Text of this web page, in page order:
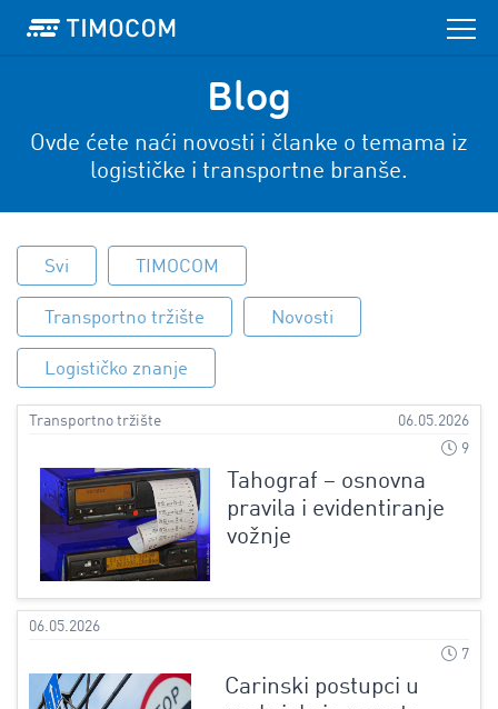
Blog
Ovde ćete naći novosti i članke o temama iz
logističke i transportne branše.
Svi TIMOCOM
Transportno tržište Novosti
Logističko znanje
Transportno tržište
06.05.2026
9
Tahograf – osnovna
pravila i evidentiranje
vožnje
06.05.2026
7
Carinski postupci u